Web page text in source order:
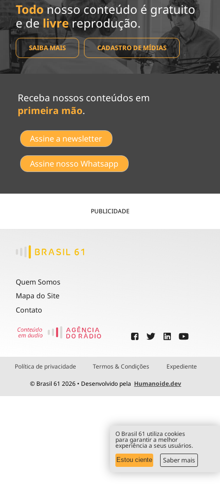
Todo nosso conteúdo é gratuito
e de livrereprodução.
SAIBA MAIS CADASTRO DE MÍDIAS
Receba nossos conteúdos em
primeira mão.
Assine a newsletter
Assine nosso Whatsapp
PUBLICIDADE
Quem Somos
Mapa do Site
Contato
Política de privacidade Termos & Condições Expediente
© Brasil 61 2026 • Desenvolvido pela Humanoide.dev
O Brasil 61 utiliza cookies
para garantir a melhor
experiência a seus usuários.
Estou ciente Saber mais